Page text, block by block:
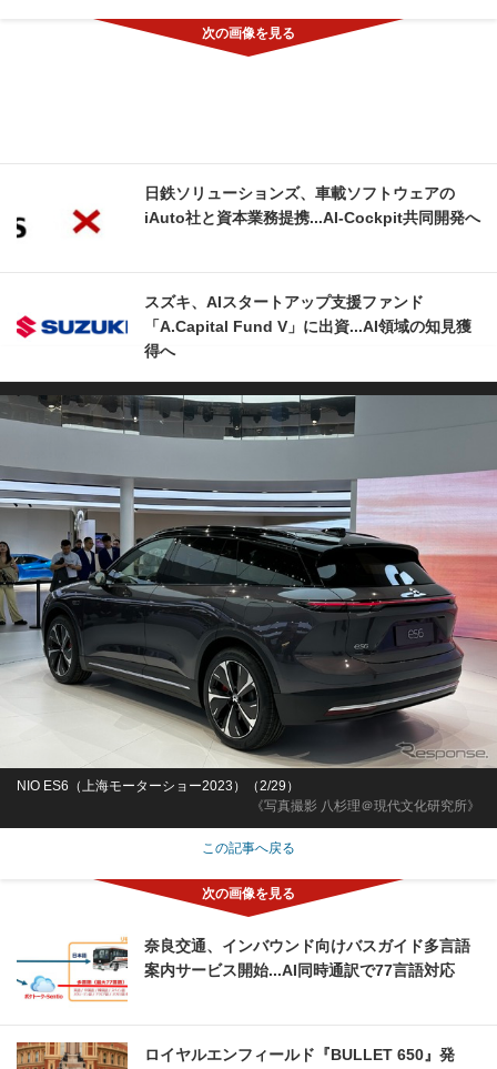
日鉄ソリューションズ、車載ソフトウェアの
iAuto社と資本業務提携...AI-Cockpit共同開発へ
スズキ、AIスタートアップ支援ファンド
「A.Capital Fund V」に出資...AI領域の知見獲
得へ
《写真撮影 八杉理＠現代文化研究所》
NIO ES6（上海モーターショー2023）（2/29）
この記事へ戻る
奈良交通、インバウンド向けバスガイド多言語
案内サービス開始...AI同時通訳で77言語対応
ロイヤルエンフィールド『BULLET 650』発